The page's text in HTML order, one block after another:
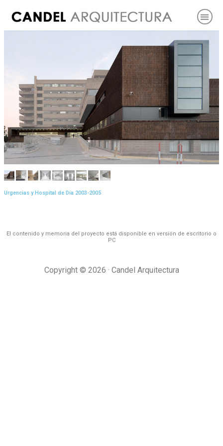
Urgencias y Hospital de Día 2003-2005
El contenido y memoria del proyecto está disponible en versión de escritorio o
PC
Copyright © 2026 · Candel Arquitectura